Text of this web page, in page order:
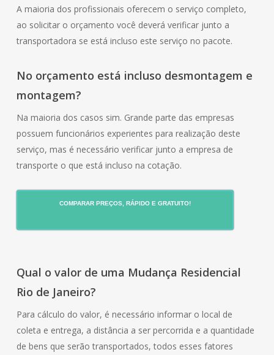
A maioria dos profissionais oferecem o serviço completo,
ao solicitar o orçamento você deverá verificar junto a
transportadora se está incluso este serviço no pacote.
No orçamento está incluso desmontagem e
montagem?
Na maioria dos casos sim. Grande parte das empresas
possuem funcionários experientes para realização deste
serviço, mas é necessário verificar junto a empresa de
transporte o que está incluso na cotação.
COMPARAR PREÇOS, RÁPIDO E GRATUITO!
Qual o valor de uma Mudança Residencial
Rio de Janeiro?
Para cálculo do valor, é necessário informar o local de
coleta e entrega, a distância a ser percorrida e a quantidade
de bens que serão transportados, todos esses fatores